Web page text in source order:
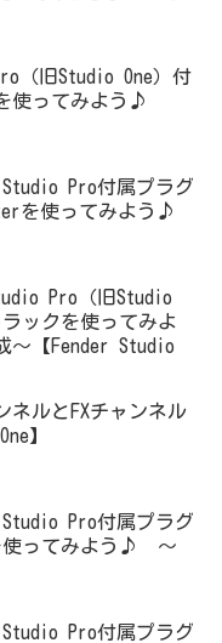
（旧Studio One）付
使ってみよう♪
Studio Pro付属プラグ
を使ってみよう♪
Pro（旧Studio
ックを使ってみよ
～【Fender Studio
ネルとFXチャンネル
】
Pro付属プラグ
使ってみよう♪ ～
Studio Pro付属プラグ